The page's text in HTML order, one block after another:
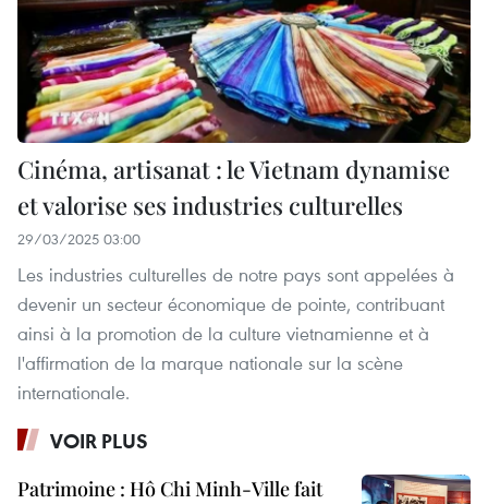
Cinéma, artisanat : le Vietnam dynamise
et valorise ses industries culturelles
29/03/2025 03:00
Les industries culturelles de notre pays sont appelées à
devenir un secteur économique de pointe, contribuant
ainsi à la promotion de la culture vietnamienne et à
l'affirmation de la marque nationale sur la scène
internationale.
VOIR PLUS
Patrimoine : Hô Chi Minh-Ville fait